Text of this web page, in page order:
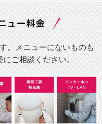
。メニューにないものも
ご相談ください。